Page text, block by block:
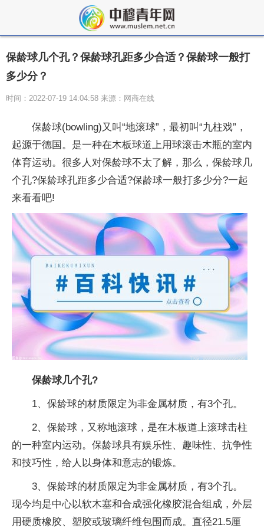
保龄球几个孔？保龄球孔距多少合适？保龄球一般打
多少分？
时间：2022-07-19 14:04:58 来源：网商在线
保龄球(bowling)又叫“地滚球”，最初叫“九柱戏”，
起源于德国。是一种在木板球道上用球滚击木瓶的室内
体育运动。很多人对保龄球不太了解，那么，保龄球几
个孔?保龄球孔距多少合适?保龄球一般打多少分?一起
来看看吧!
保龄球几个孔?
1、保龄球的材质限定为非金属材质，有3个孔。
2、保龄球，又称地滚球，是在木板道上滚球击柱
的一种室内运动。保龄球具有娱乐性、趣味性、抗争性
和技巧性，给人以身体和意志的锻炼。
3、保龄球的材质限定为非金属材质，有3个孔。
现今均是中心以软木塞和合成强化橡胶混合组成，外层
用硬质橡胶、塑胶或玻璃纤维包围而成。直径21.5厘